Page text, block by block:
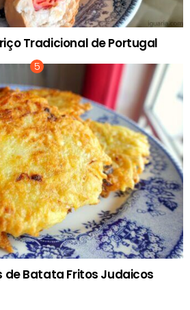
Tradicional de Portugal
de Batata Fritos Judaicos